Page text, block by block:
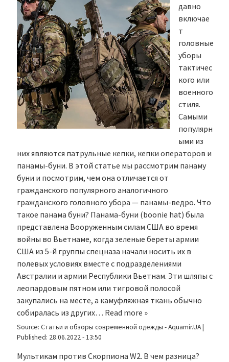
давно
включае
т
головные
уборы
тактичес
кого или
военного
стиля.
Самыми
популярн
ыми из
них являются патрульные кепки, кепки операторов и
панамы-буни. В этой статье мы рассмотрим панаму
буни и посмотрим, чем она отличается от
гражданского популярного аналогичного
гражданского головного убора — панамы-ведро. Что
такое панама буни? Панама-буни (boonie hat) была
представлена Вооруженным силам США во время
войны во Вьетнаме, когда зеленые береты армии
США из 5-й группы спецназа начали носить их в
полевых условиях вместе с подразделениями
Австралии и армии Республики Вьетнам. Эти шляпы с
леопардовым пятном или тигровой полосой
закупались на месте, а камуфляжная ткань обычно
собиралась из других… Read more »
Source: Статьи и обзоры современной одежды - Aquamir.UA|
Published: 28.06.2022 - 13:50
Мультикам против Скорпиона W2. В чем разница?